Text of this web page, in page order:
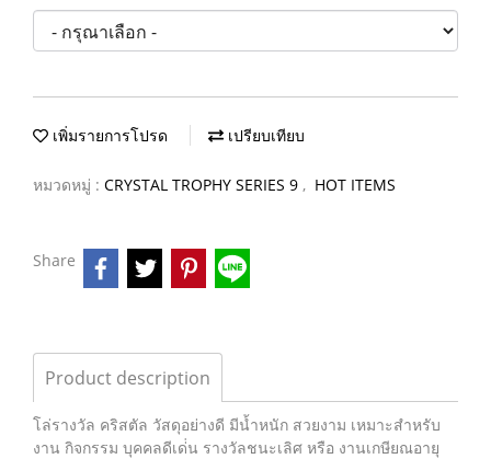
เพิ่มรายการโปรด เปรียบเทียบ
หมวดหมู่ : CRYSTAL TROPHY SERIES 9 , HOT ITEMS
Share
Product description
โล่รางวัล คริสตัล วัสดุอย่างดี มีน้ำหนัก สวยงาม เหมาะสำหรับ
งาน กิจกรรม บุคคลดีเด่่น รางวัลชนะเลิศ หรือ งานเกษียณอายุ